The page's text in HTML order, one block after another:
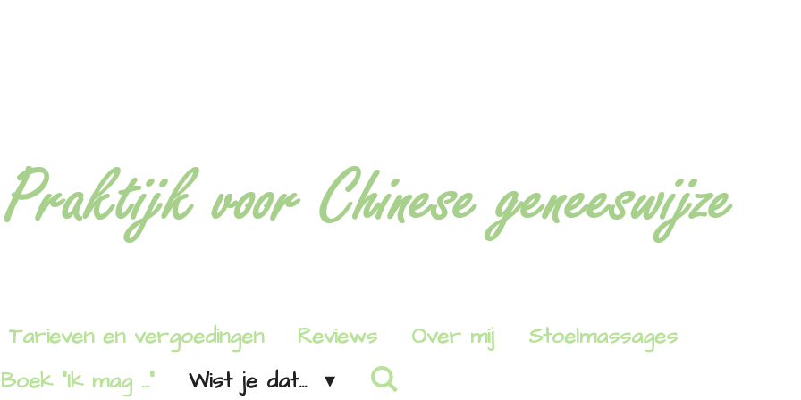
Tarieven en vergoedingen Reviews Over mij
Stoelmassages
Boek "Ik mag ..."
Wist je dat...